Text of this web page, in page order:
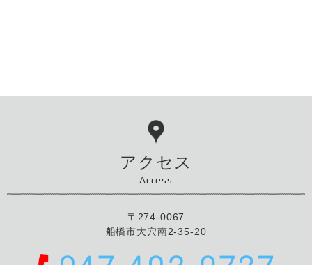
アクセス
Access
〒274-0067
船橋市大穴南2-35-20